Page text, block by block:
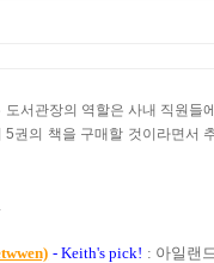
서관장의 역할은 사내 직원들
권의 책을 구매할 것이라면서
- Keith's pick! : 아일랜드